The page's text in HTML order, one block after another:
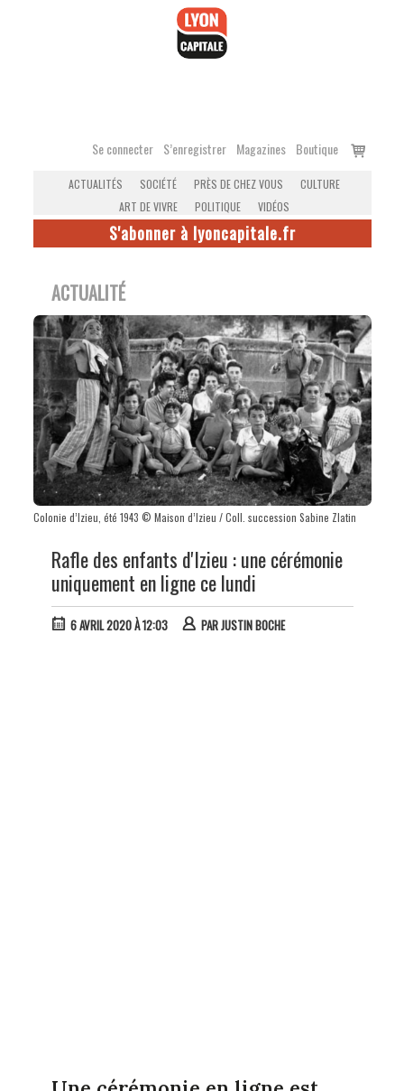
Se connecter S’enregistrer Magazines Boutique
Voir
ACTUALITÉS SOCIÉTÉ PRÈS DE CHEZ VOUS
CULTURE
ART DE VIVRE
POLITIQUE VIDÉOS
S'abonner à lyoncapitale.fr
ACTUALITÉ
Colonie d’Izieu, été 1943 © Maison d’Izieu / Coll. succession Sabine Zlatin
Rafle des enfants d'Izieu : une cérémonie
uniquement en ligne ce lundi
6 AVRIL 2020 À 12:03 PARJUSTIN BOCHE